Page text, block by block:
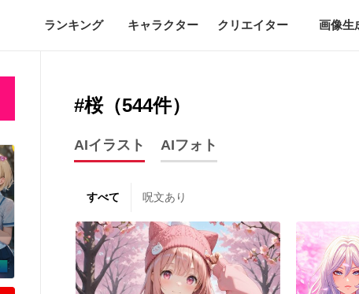
ランキング キャラクター クリエイター 画像生
#桜（544件）
AIイラスト AIフォト
すべて 呪文あり